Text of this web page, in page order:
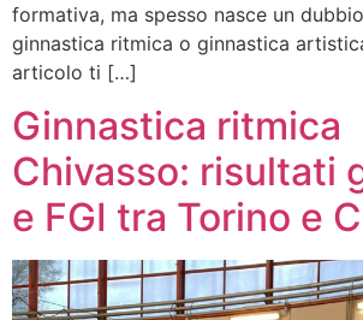
formativa, ma spesso nasce un
ginnastica ritmica o ginnastica
articolo ti […]
Ginnastica ritmica
Chivasso: risultati
e FGI tra Torino e